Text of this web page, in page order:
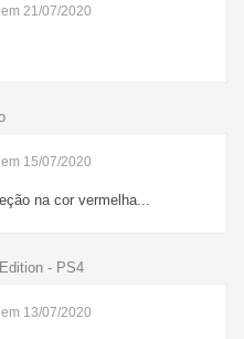
21/07/2020
15/07/2020
na cor vermelha...
- PS4
13/07/2020